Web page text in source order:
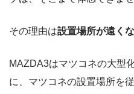
その理由は設置場所が遠く
MAZDA3はマツコネの大型
に、マツコネの設置場所を